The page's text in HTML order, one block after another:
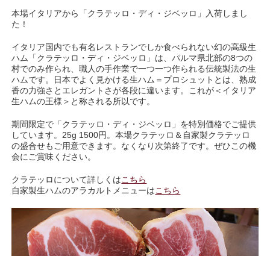
本場イタリアから「クラテッロ・ディ・ジベッロ」入荷しまし
た！
イタリア国内でも有名レストランでしか食べられない幻の高級生
ハム「クラテッロ・ディ・ジベッロ」は、パルマ県北部の8つの
村でのみ作られ、職人の手作業で一つ一つ作られる伝統製法の生
ハムです。日本でよく見かける生ハム＝プロシュットとは、熟成
香の力強さとエレガントさが各段に違います。これが＜イタリア
生ハムの王様＞と称される所以です。
期間限定で「クラテッロ・ディ・ジベッロ」を特別価格でご提供
しています。25g 1500円。本場クラテッロ＆自家製クラテッロ
の盛合せもご用意できます。なくなり次第終了です。ぜひこの機
会にご賞味ください。
クラテッロについて詳しくはこちら
自家製生ハムのアラカルトメニューはこちら